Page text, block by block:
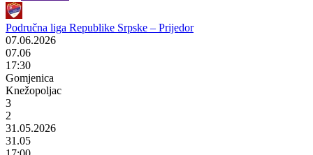
Područna liga Republike Srpske – Prijedor
07.06.2026
07.06
17:30
Gomjenica
Knežopoljac
3
2
31.05.2026
31.05